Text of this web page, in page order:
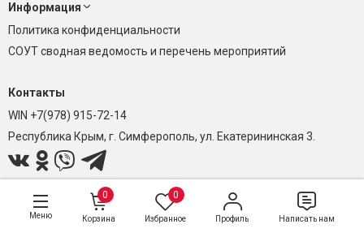
Информация
Политика конфиденциальности
СОУТ сводная ведомость и перечень мероприятий
Контакты
WIN +7(978) 915-72-14
Республика Крым, г. Симферополь, ул. Екатерининская 3.
Меню
0
Корзина
0
Избранное Профиль Написать нам